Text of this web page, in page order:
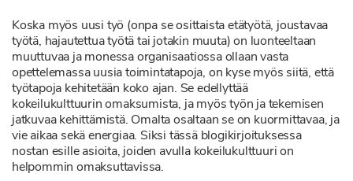
Koska myös uusi työ (onpa se osittaista etätyötä, joustavaa
työtä, hajautettua työtä tai jotakin muuta) on luonteeltaan
muuttuvaa ja monessa organisaatiossa ollaan vasta
opettelemassa uusia toimintatapoja, on kyse myös siitä, että
työtapoja kehitetään koko ajan. Se edellyttää
kokeilukulttuurin omaksumista, ja myös työn ja tekemisen
jatkuvaa kehittämistä. Omalta osaltaan se on kuormittavaa, ja
vie aikaa sekä energiaa. Siksi tässä blogikirjoituksessa
nostan esille asioita, joiden avulla kokeilukulttuuri on
helpommin omaksuttavissa.